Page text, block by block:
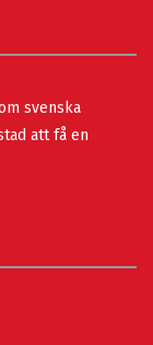
svenska
att få en